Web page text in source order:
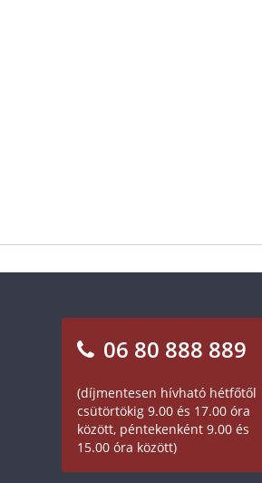
06 80 888 889
(díjmentesen hívható hétfőtől
csütörtökig 9.00 és 17.00 óra
között, péntekenként 9.00 és
15.00 óra között)